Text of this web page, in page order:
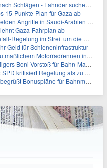
- Fahnder suchen Autofahrer
15-Punkte-Plan für Gaza ab
in Saudi-Arabien und im Jemen
Gaza-Fahrplan ab
im Streit um die Rente mit 63?
Geld für Schieneninfrastruktur
Motorradrennen in Köln
Boni-Vorstoß für Bahn-Manager
kritisiert Regelung als zu streng
Bonuspläne für Bahnmanager